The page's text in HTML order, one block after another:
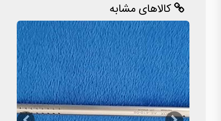
کالاهای مشابه